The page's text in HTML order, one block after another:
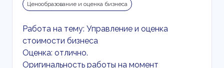
Ценообразование и оценка бизнеса
Работа на тему: Управление и оценка
стоимости бизнеса
Оценка: отлично.
Оригинальность работы на момент